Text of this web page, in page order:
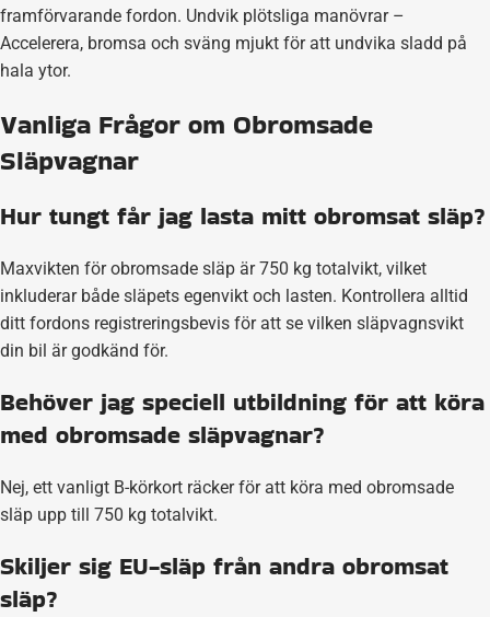
framförvarande fordon. Undvik plötsliga manövrar –
Accelerera, bromsa och sväng mjukt för att undvika sladd på
hala ytor.
Vanliga Frågor om Obromsade
Släpvagnar
Hur tungt får jag lasta mitt obromsat släp?
Maxvikten för obromsade släp är 750 kg totalvikt, vilket
inkluderar både släpets egenvikt och lasten. Kontrollera alltid
ditt fordons registreringsbevis för att se vilken släpvagnsvikt
din bil är godkänd för.
Behöver jag speciell utbildning för att köra
med obromsade släpvagnar?
Nej, ett vanligt B-körkort räcker för att köra med obromsade
släp upp till 750 kg totalvikt.
Skiljer sig EU-släp från andra obromsat
släp?